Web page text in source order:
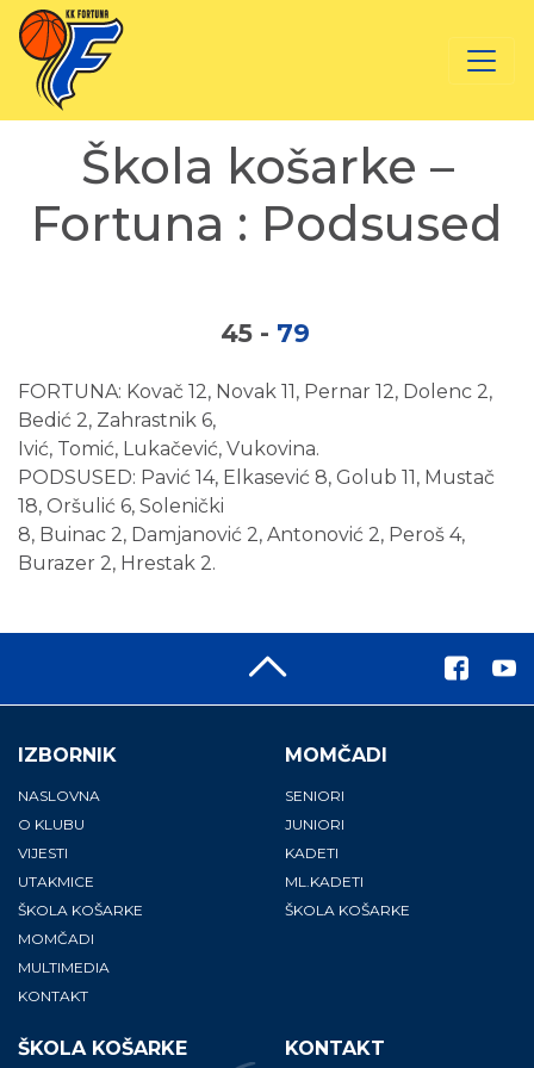
Škola košarke –
Fortuna : Podsused
45 - 79
FORTUNA: Kovač 12, Novak 11, Pernar 12, Dolenc 2,
Bedić 2, Zahrastnik 6,
Ivić, Tomić, Lukačević, Vukovina.
PODSUSED: Pavić 14, Elkasević 8, Golub 11, Mustač
18, Oršulić 6, Solenički
8, Buinac 2, Damjanović 2, Antonović 2, Peroš 4,
Burazer 2, Hrestak 2.
IZBORNIK
NASLOVNA
O KLUBU
VIJESTI
UTAKMICE
ŠKOLA KOŠARKE
MOMČADI
MULTIMEDIA
KONTAKT
MOMČADI
SENIORI
JUNIORI
KADETI
ML.KADETI
ŠKOLA KOŠARKE
ŠKOLA KOŠARKE KONTAKT